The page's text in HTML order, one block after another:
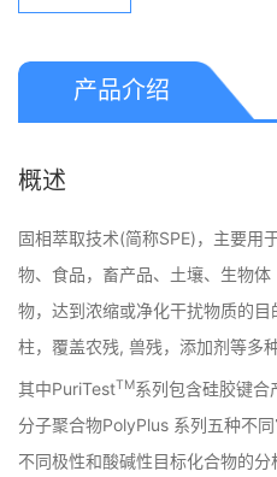
产品介绍
概述
固相萃取技术(简称SPE)，主要用
物、食品，畜产品、土壤、生物
物，达到浓缩或净化干扰物质的
柱，覆盖农残, 兽残，添加剂等多
其中PuriTestTM系列包含硅胶键合
分子聚合物PolyPlus 系列五种不
不同极性和酸碱性目标化合物的分